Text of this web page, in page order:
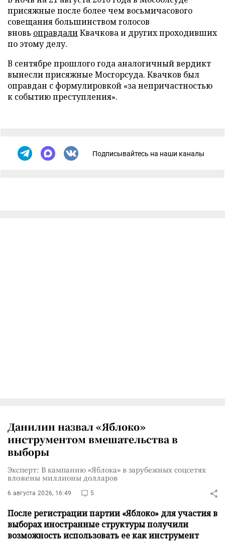
присяжные после более чем восьмичасового
совещания большинством голосов
вновь оправдалиКвачкова и других проходивших
по этому делу.
В сентябре прошлого года аналогичный вердикт
вынесли присяжные Мосгорсуда. Квачков был
оправдан с формулировкой «за непричастностью
к событию преступления».
Подписывайтесь на наши каналы
Данилин назвал «Яблоко»
инструментом вмешательства в
выборы
Эксперт: В кампанию «Яблока» в зарубежных соцсетях
вложены миллионы долларов
6 августа 2026, 16:49 5
После регистрации партии «Яблоко» для участия в
выборах иностранные структуры получили
возможность использовать ее как инструмент